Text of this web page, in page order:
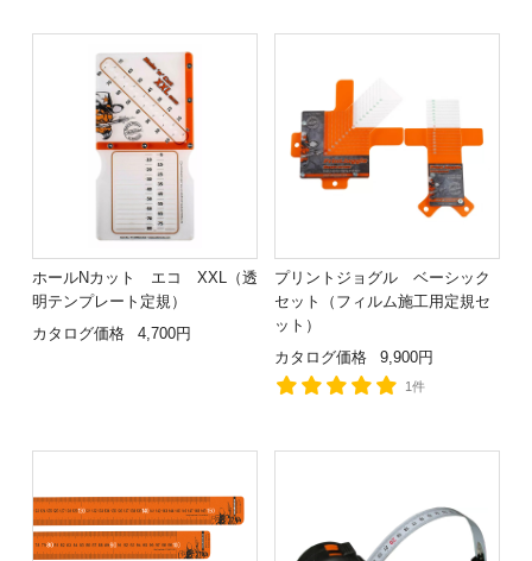
ホールNカット エコ XXL（透
明テンプレート定規）
カタログ価格
4,700円
プリントジョグル ベーシック
セット（フィルム施工用定規セ
ット）
カタログ価格
9,900円
1件